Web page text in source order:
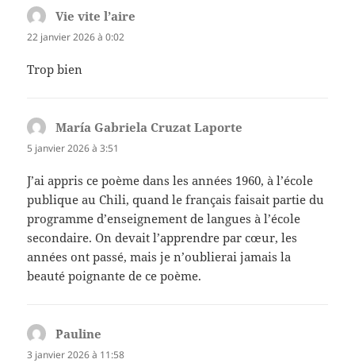
Vie vite l’aire
22 janvier 2026 à 0:02
Trop bien
María Gabriela Cruzat Laporte
5 janvier 2026 à 3:51
J’ai appris ce poème dans les années 1960, à l’école
publique au Chili, quand le français faisait partie du
programme d’enseignement de langues à l’école
secondaire. On devait l’apprendre par cœur, les
années ont passé, mais je n’oublierai jamais la
beauté poignante de ce poème.
¨Pauline
3 janvier 2026 à 11:58